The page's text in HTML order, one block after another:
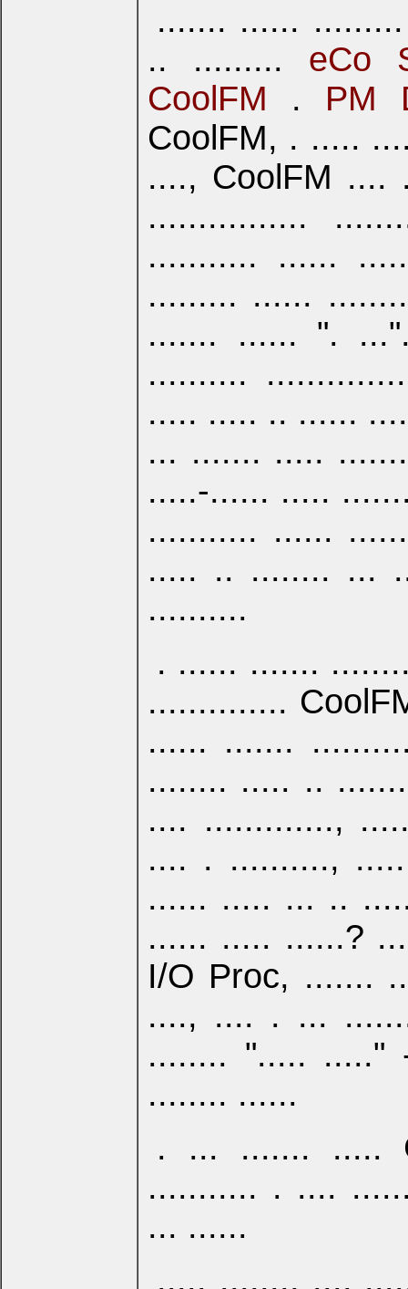
....... ......
.. ......... eCo
CoolFM . PM
CoolFM, . .....
...., CoolFM ....
................
........... ......
......... ......
....... ...... ".
..........
..... ..... .. ......
... ....... .....
.....-...... .....
........... ......
..... .. ........ ...
..........
. ...... .......
..............
...... .......
........ ..... ..
.... .............,
.... . ..........,
...... ..... ... ..
...... ..... ......?
I/O Proc, .......
...., .... . ...
........ "..... ....."
........ ......
. ... ....... .....
........... . ....
... ......
..... ......., ....